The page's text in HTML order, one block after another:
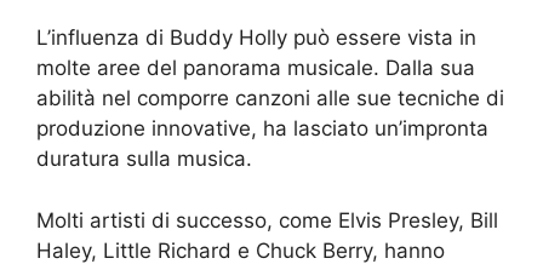
L’influenza di Buddy Holly può essere vista in
molte aree del panorama musicale. Dalla sua
abilità nel comporre canzoni alle sue tecniche di
produzione innovative, ha lasciato un’impronta
duratura sulla musica.
Molti artisti di successo, come Elvis Presley, Bill
Haley, Little Richard e Chuck Berry, hanno